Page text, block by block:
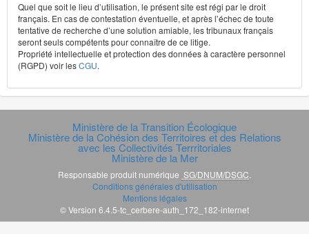
Quel que soit le lieu d’utilisation, le présent site est régi par le droit
français. En cas de contestation éventuelle, et après l’échec de toute
tentative de recherche d’une solution amiable, les tribunaux français
seront seuls compétents pour connaître de ce litige.
Propriété intellectuelle et protection des données à caractère personnel
(RGPD) voir lesCGU.
Ministère de la Transition Écologique
Ministère de la Cohésion des Territoires et des Relations
avec les Collectivités Terrritoriales
Ministère de la Mer
Responsable produit numérique SG/DNUM/DSGC
Conditions générales d'utilisation
Mentions légales
© Version 6.4.5-tc_cerbere-auth_172_182-internet